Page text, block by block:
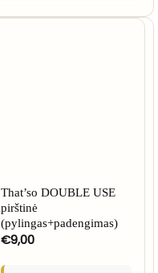
That’so DOUBLE USE
pirštinė
(pylingas+padengimas)
€9,00